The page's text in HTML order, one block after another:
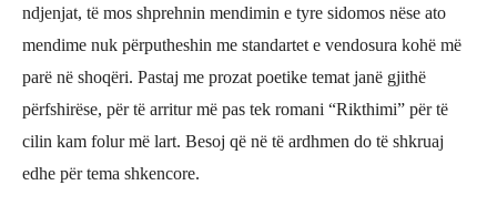
ndjenjat, të mos shprehnin mendimin e tyre sidomos nëse ato
mendime nuk përputheshin me standartet e vendosura kohë më
parë në shoqëri. Pastaj me prozat poetike temat janë gjithë
përfshirëse, për të arritur më pas tek romani “Rikthimi” për të
cilin kam folur më lart. Besoj që në të ardhmen do të shkruaj
edhe për tema shkencore.